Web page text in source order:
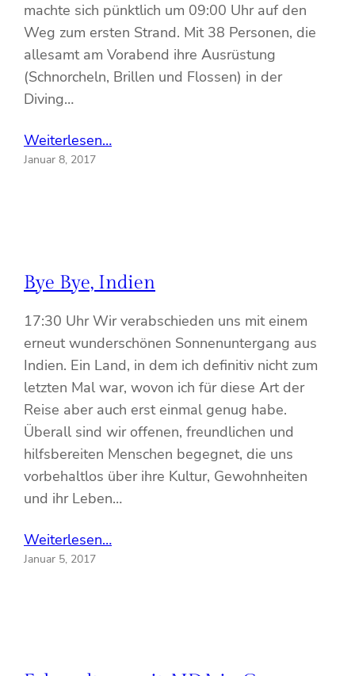
machte sich pünktlich um 09:00 Uhr auf den
Weg zum ersten Strand. Mit 38 Personen, die
allesamt am Vorabend ihre Ausrüstung
(Schnorcheln, Brillen und Flossen) in der
Diving…
Weiterlesen…
Januar 8, 2017
Bye Bye, Indien
17:30 Uhr Wir verabschieden uns mit einem
erneut wunderschönen Sonnenuntergang aus
Indien. Ein Land, in dem ich definitiv nicht zum
letzten Mal war, wovon ich für diese Art der
Reise aber auch erst einmal genug habe.
Überall sind wir offenen, freundlichen und
hilfsbereiten Menschen begegnet, die uns
vorbehaltlos über ihre Kultur, Gewohnheiten
und ihr Leben…
Weiterlesen…
Januar 5, 2017